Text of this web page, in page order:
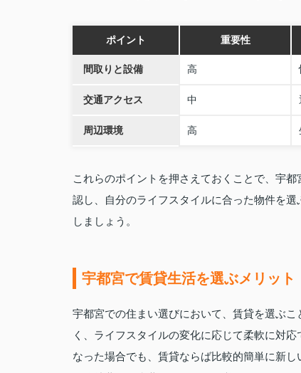
ポイント 重要性
間取りと設備 高
交通アクセス 中
周辺環境 高
これらのポイントを押さえておくことで、宇
認し、自分のライフスタイルに合った物件を
しましょう。
宇都宮で賃貸生活を選ぶメリット
宇都宮での住まい選びにおいて、賃貸を選ぶ
く、ライフスタイルの変化に応じて柔軟に対
なった場合でも、賃貸ならば比較的簡単に新